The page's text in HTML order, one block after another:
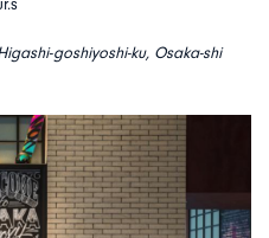
goshiyoshi-ku, Osaka-shi